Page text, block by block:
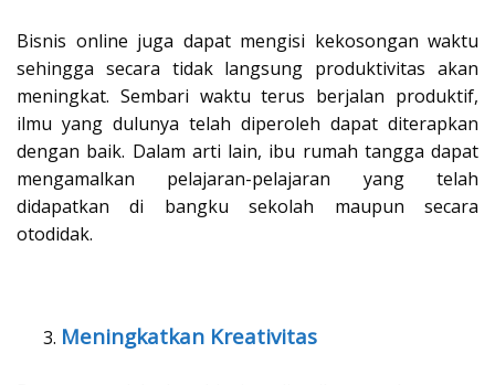
Bisnis online juga dapat mengisi kekosongan waktu
sehingga secara tidak langsung produktivitas akan
meningkat. Sembari waktu terus berjalan produktif,
ilmu yang dulunya telah diperoleh dapat diterapkan
dengan baik. Dalam arti lain, ibu rumah tangga dapat
mengamalkan pelajaran-pelajaran yang telah
didapatkan di bangku sekolah maupun secara
otodidak.
Meningkatkan Kreativitas